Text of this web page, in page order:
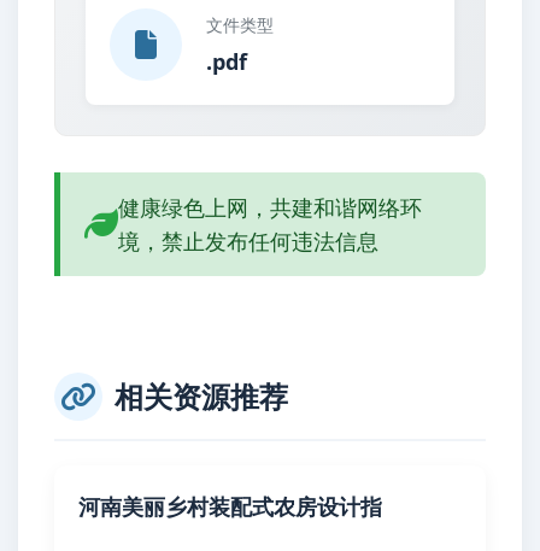
文件类型
.pdf
健康绿色上网，共建和谐网络环
境，禁止发布任何违法信息
相关资源推荐
河南美丽乡村装配式农房设计指